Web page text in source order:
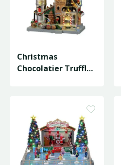
Christmas
Chocolatier Truffle